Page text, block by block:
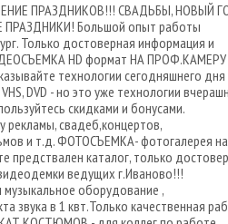
ПРАЗДНИКОВ!!! СВАДЬБЫ, НОВЫЙ
Большой опыт работы
Только достоверная информация и
HD формат НА ПРОФ.КАМЕРУ
технологии сегодняшнего дня
DVD - но это уже технологии
скидками и бонусами.
рекламы, свадеб,концертов,
и т.д. ФОТОСЪЕМКА- фотогалерея на
предствален каталог, только
ведущих г.Иваново!!!
оборудование ,
звука в 1 квт.Только качественная